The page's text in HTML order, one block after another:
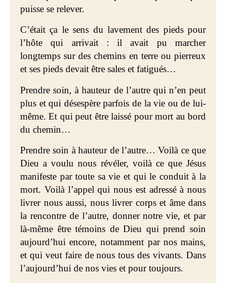
puisse se relever.
C’était ça lesens du lavement des pieds pour
l’hôte qui arrivait : il avait pu marcher
longtemps sur des chemins en terre ou pierreux
et ses pieds devait être sales et fatigués…
Prendre soin, à hauteur de l’autre qui n’en peut
plus et qui désespère parfois de la vie ou de lui-
même. Et qui peut être laissé pour mort au bord
du chemin…
Prendre soin à hauteur de l’autre… Voilà ce que
Dieu a voulu nous révéler, voilà ce que Jésus
manifeste par toute sa vie et qui le conduit à la
mort. Voilà l’appel qui nous est adressé à nous
livrer nous aussi, nous livrer corps et âme dans
la rencontre de l’autre, donner notre vie, et par
là-même être témoins de Dieu qui prend soin
aujourd’hui encore, notamment par nos mains,
et qui veut faire de nous tous des vivants. Dans
l’aujourd’hui de nos vies et pour toujours.